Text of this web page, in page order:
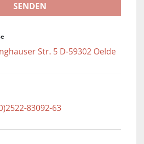
SENDEN
Str. 5 D-59302 Oelde
83092-63